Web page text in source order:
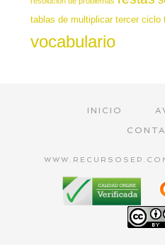
tablas de multiplicar tercer ciclo
vocabulario
INICIO